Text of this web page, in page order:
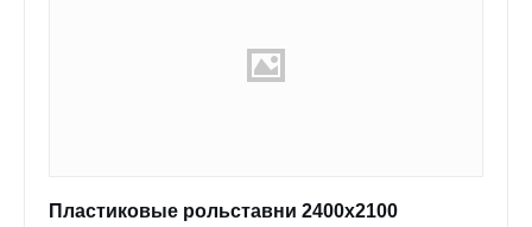
Пластиковые рольставни 2400x2100